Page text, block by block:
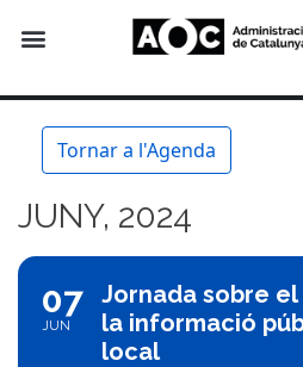
Tornar a l'Agenda
JUNY, 2024
07
JUN
Jornada sobre el
la informació
local